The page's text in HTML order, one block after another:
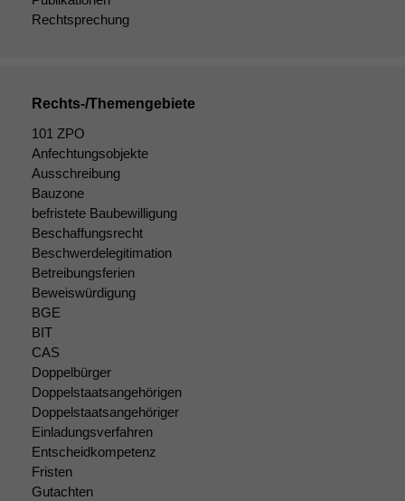
Rechtsprechung
Rechts-/Themengebiete
101 ZPO
Anfechtungsobjekte
Ausschreibung
Bauzone
befristete Baubewilligung
Beschaffungsrecht
Beschwerdelegitimation
Betreibungsferien
Beweiswürdigung
BGE
BIT
CAS
Doppelbürger
Doppelstaatsangehörigen
Doppelstaatsangehöriger
Einladungsverfahren
Entscheidkompetenz
Fristen
Gutachten